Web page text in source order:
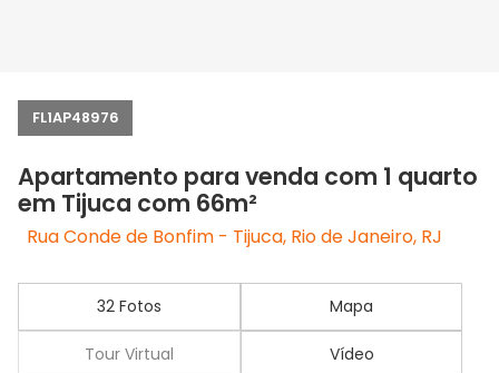
FL1AP48976
Apartamento para venda com 1 quarto
em Tijuca com 66m²
Rua Conde de Bonfim - Tijuca, Rio de Janeiro, RJ
32 Fotos Mapa
Tour Virtual Vídeo